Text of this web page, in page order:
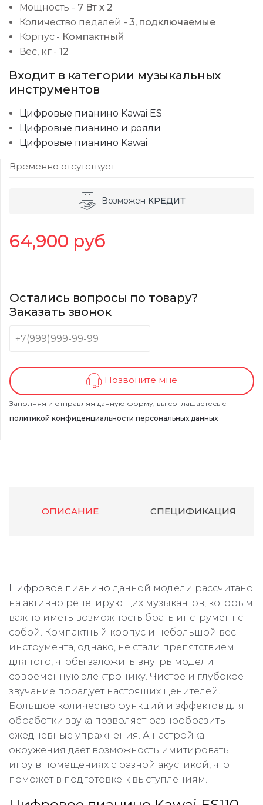
Мощность - 7 Вт x 2
Количество педалей -3, подключаемые
Корпус - Компактный
Вес, кг -12
Входит в категории музыкальных
инструментов
Цифровые пианино Kawai ES
Цифровые пианино и рояли
Цифровые пианино Kawai
Временно отсутствует
Возможен КРЕДИТ
64,900 руб
Остались вопросы по товару?
Заказать звонок
Позвоните мне
Заполняя и отправляя данную форму, вы соглашаетесь с
политикой конфиденциальности персональных данных
ОПИСАНИЕ СПЕЦИФИКАЦИЯ
Цифровое пианино данной модели рассчитано
на активно репетирующих музыкантов, которым
важно иметь возможность брать инструмент с
собой. Компактный корпус и небольшой вес
инструмента, однако, не стали препятствием
для того, чтобы заложить внутрь модели
современную электронику. Чистое и глубокое
звучание порадует настоящих ценителей.
Большое количество функций и эффектов для
обработки звука позволяет разнообразить
ежедневные упражнения. А настройка
окружения дает возможность имитировать
игру в помещениях с разной акустикой, что
поможет в подготовке к выступлениям.